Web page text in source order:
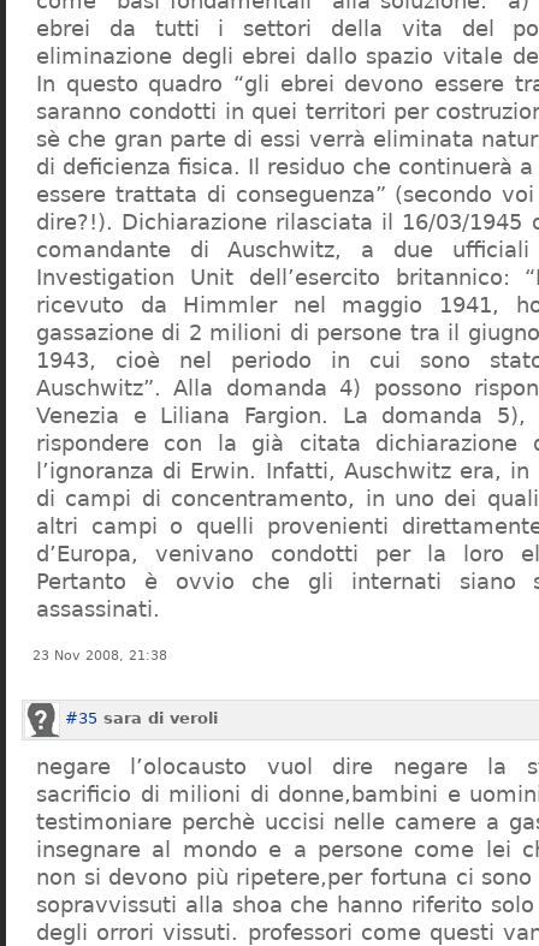
ebrei da tutti i settori della vita del
eliminazione degli ebrei dallo spazio vitale
In questo quadro “gli ebrei devono essere
saranno condotti in quei territori per
sè che gran parte di essi verrà eliminata
di deficienza fisica. Il residuo che continuerà
essere trattata di conseguenza” (secondo
dire?!). Dichiarazione rilasciata il 16/03/1945
comandante di Auschwitz, a due
Investigation Unit dell’esercito britannico:
ricevuto da Himmler nel maggio 1941,
gassazione di 2 milioni di persone tra il
1943, cioè nel periodo in cui sono
Auschwitz”. Alla domanda 4) possono
Venezia e Liliana Fargion. La domanda
rispondere con la già citata dichiarazione
l’ignoranza di Erwin. Infatti, Auschwitz era,
di campi di concentramento, in uno dei
altri campi o quelli provenienti
d’Europa, venivano condotti per la loro
Pertanto è ovvio che gli internati siano
assassinati.
23 Nov 2008, 21:38
#35 sara di veroli
negare l’olocausto vuol dire negare la
sacrificio di milioni di donne,bambini e
testimoniare perchè uccisi nelle camere a
insegnare al mondo e a persone come lei
non si devono più ripetere,per fortuna ci
sopravvissuti alla shoa che hanno riferito
degli orrori vissuti. professori come questi